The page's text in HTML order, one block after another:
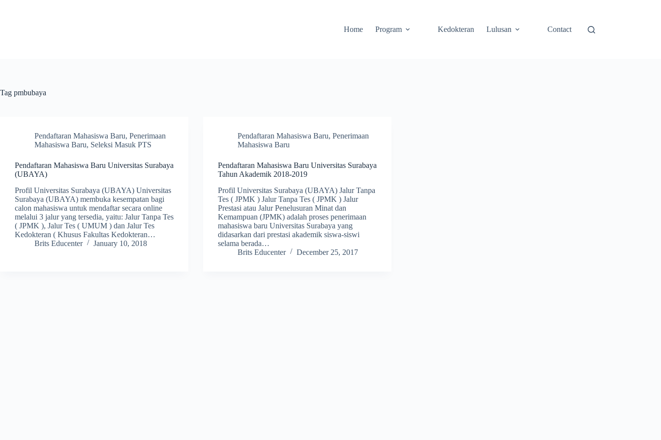
Home
Program Kedokteran Lulusan Contact
Tag pmbubaya
Pendaftaran Mahasiswa Baru, Penerimaan
Mahasiswa Baru, Seleksi Masuk PTS
Pendaftaran Mahasiswa Baru Universitas Surabaya
(UBAYA)
Profil Universitas Surabaya (UBAYA) Universitas
Surabaya (UBAYA) membuka kesempatan bagi
calon mahasiswa untuk mendaftar secara online
melalui 3 jalur yang tersedia, yaitu: Jalur Tanpa Tes
( JPMK ), Jalur Tes ( UMUM ) dan Jalur Tes
Kedokteran ( Khusus Fakultas Kedokteran…
Brits Educenter
January 10, 2018
Pendaftaran Mahasiswa Baru,Penerimaan
Mahasiswa Baru
Pendaftaran Mahasiswa Baru Universitas Surabaya
Tahun Akademik 2018-2019
Profil Universitas Surabaya (UBAYA) Jalur Tanpa
Tes ( JPMK ) Jalur Tanpa Tes ( JPMK ) Jalur
Prestasi atau Jalur Penelusuran Minat dan
Kemampuan (JPMK) adalah proses penerimaan
mahasiswa baru Universitas Surabaya yang
didasarkan dari prestasi akademik siswa-siswi
selama berada…
Brits Educenter
December 25, 2017